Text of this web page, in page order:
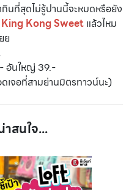
กินที่สุดไม่รู้ปานนี้จะหมดหรือยัง
King Kong Sweetแล้วไหม
ย
.
อันใหญ่ 39.-
เจอที่สามย่านมิตรทาวน์นะ)
าสนใจ...